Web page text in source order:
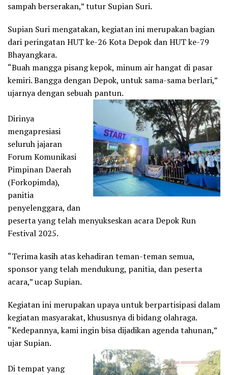
sampah berserakan,” tutur Supian Suri.
Supian Suri mengatakan, kegiatan ini merupakan bagian
dari peringatan HUT ke-26 Kota Depok dan HUT ke-79
Bhayangkara.
“Buah mangga pisang kepok, minum air hangat di pasar
kemiri. Bangga dengan Depok, untuk sama-sama berlari,”
ujarnya dengan sebuah pantun.
Dirinya
mengapresiasi
seluruh jajaran
Forum Komunikasi
Pimpinan Daerah
(Forkopimda),
panitia
penyelenggara, dan
peserta yang telah menyukseskan acara Depok Run
Festival 2025.
“Terima kasih atas kehadiran teman-teman semua,
sponsor yang telah mendukung, panitia, dan peserta
acara,” ucap Supian.
Kegiatan ini merupakan upaya untuk berpartisipasi dalam
kegiatan masyarakat, khususnya di bidang olahraga.
“Kedepannya, kami ingin bisa dijadikan agenda tahunan,”
ujar Supian.
Di tempat yang